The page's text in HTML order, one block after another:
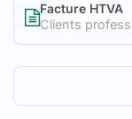
Facture HTVA
Clients